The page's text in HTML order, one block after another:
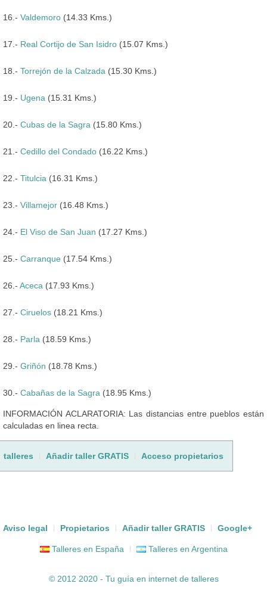
16.- Valdemoro (14.33 Kms.)
17.- Real Cortijo de San Isidro (15.07 Kms.)
18.- Torrejón de la Calzada (15.30 Kms.)
19.- Ugena (15.31 Kms.)
20.- Cubas de la Sagra (15.80 Kms.)
21.- Cedillo del Condado (16.22 Kms.)
22.- Titulcia (16.31 Kms.)
23.- Villamejor (16.48 Kms.)
24.- El Viso de San Juan (17.27 Kms.)
25.- Carranque (17.54 Kms.)
26.- Aceca (17.93 Kms.)
27.- Ciruelos (18.21 Kms.)
28.- Parla (18.59 Kms.)
29.- Griñón (18.78 Kms.)
30.- Cabañas de la Sagra (18.95 Kms.)
INFORMACIÓN ACLARATORIA: Las distancias entre pueblos están
calculadas en linea recta.
talleres Añadir taller GRATIS Acceso propietarios
Aviso legal Propietarios Añadir taller GRATIS Google+
Talleres en España Talleres en Argentina
© 2012 2020 - Tu guía en internet de talleres